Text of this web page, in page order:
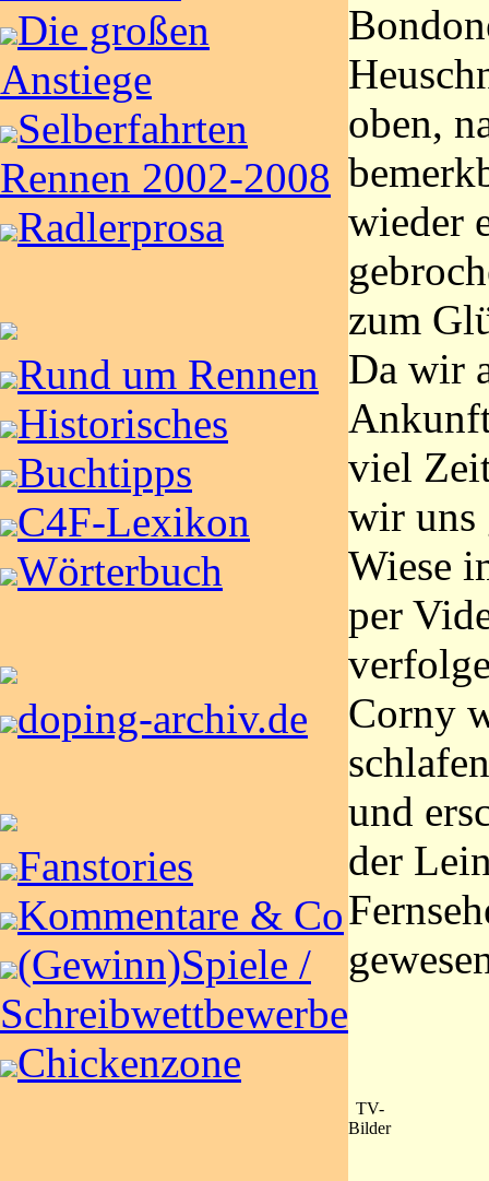
Die großen
Anstiege
Selberfahrten
Rennen 2002-2008
Radlerprosa
Rund um Rennen
Historisches
Buchtipps
C4F-Lexikon
Wörterbuch
doping-archiv.de
Fanstories
Kommentare & Co
(Gewinn)Spiele /
Schreibwettbewerbe
Chickenzone
oben,
wieder
zum
Da wir
viel
wir uns
Wiese
per
Corny
und
der
TV-
Bilder